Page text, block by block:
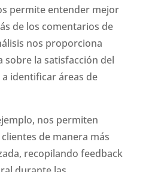
permite entender mejor
de los comentarios de
nos proporciona
sobre la satisfacción del
identificar áreas de
nos permiten
de manera más
recopilando feedback